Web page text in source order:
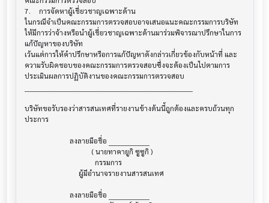
7.	การจัดหาผู้เชี่ยวชาญเฉพาะด้าน
ในกรณีจำเป็นคณะกรรมการตรวจสอบอาจเสนอแนะคณะกรรมการบริษัท
ให้มีการว่าจ้างหรือนำผู้เชี่ยวชาญเฉพาะด้านมาร่วมพิจารณาปรึกษาในการ
แก้ปัญหาของบริษัท
เว้นแต่การให้คำปรึกษาหรือการแก้ปัญหาดังกล่าวเกี่ยวข้องกับหน้าที่ และ
ความรับผิดชอบของคณะกรรมการตรวจสอบซึ่งจะต้องเป็นไปตามการ
ประเมินผลการปฏิบัติงานของคณะกรรมการตรวจสอบ
บริษัทขอรับรองว่าสารสนเทศที่รายงานข้างต้นนี้ถูกต้องและครบถ้วนทุก
ประการ